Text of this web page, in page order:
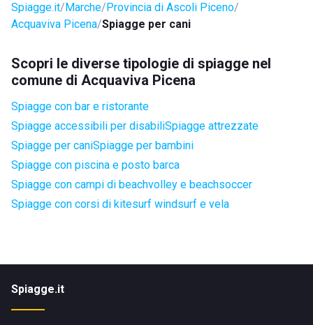
Spiagge.it Marche Provincia di Ascoli Piceno
Acquaviva Picena Spiagge per cani
Scopri le diverse tipologie di spiagge nel
comune di Acquaviva Picena
Spiagge con bar e ristorante
Spiagge accessibili per disabiliSpiagge attrezzate
Spiagge per caniSpiagge per bambini
Spiagge con piscina e posto barca
Spiagge con campi di beachvolley e beachsoccer
Spiagge con corsi di kitesurf windsurf e vela
Spiagge.it